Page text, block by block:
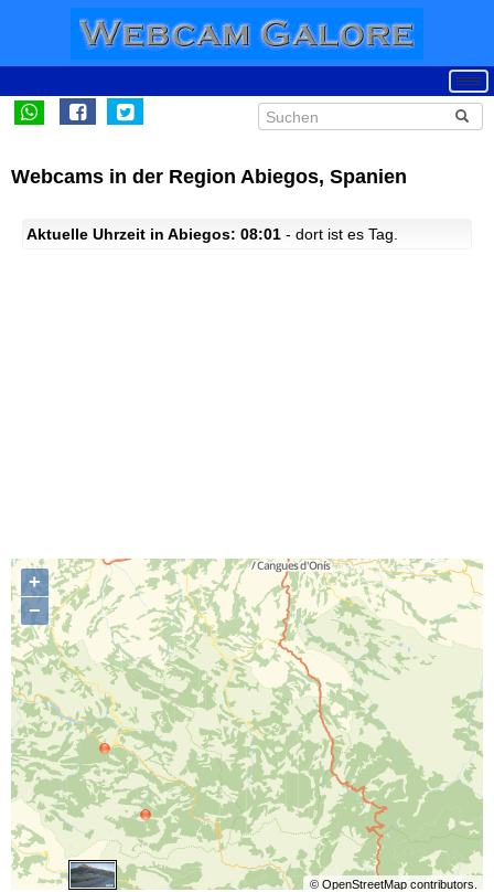
Webcams in der Region Abiegos, Spanien
Aktuelle Uhrzeit in Abiegos: 08:01 - dort ist es Tag.
+
−
© OpenStreetMapcontributors.